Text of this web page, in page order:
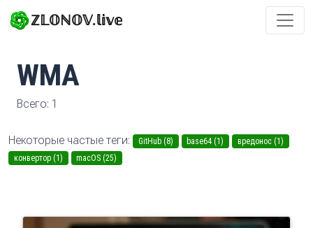
ℤ𝕃𝕆ℕ𝕆𝕍.𝕝𝕚𝕧𝕖
WMA
Всего: 1
Некоторые частые теги: GitHub (8) base64 (1)
вредонос (1)
конвертор (1)
macOS (25)